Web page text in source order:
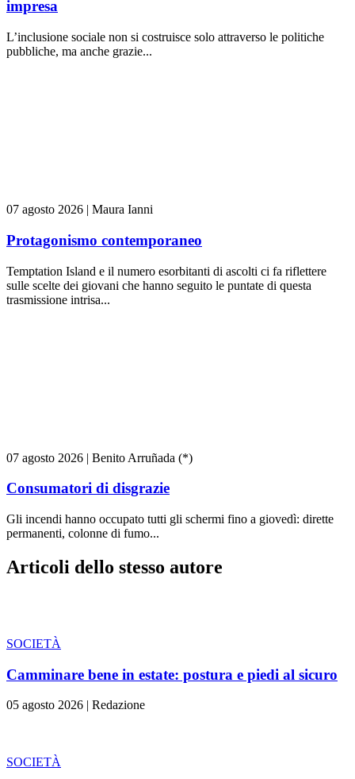
impresa
L’inclusione sociale non si costruisce solo attraverso le politiche
pubbliche, ma anche grazie...
07 agosto 2026 | Maura Ianni
Protagonismo contemporaneo
Temptation Island e il numero esorbitanti di ascolti ci fa riflettere
sulle scelte dei giovani che hanno seguito le puntate di questa
trasmissione intrisa...
07 agosto 2026 | Benito Arruñada (*)
Consumatori di disgrazie
Gli incendi hanno occupato tutti gli schermi fino a giovedì: dirette
permanenti, colonne di fumo...
Articoli dello stesso autore
SOCIETÀ
Camminare bene in estate: postura e piedi al sicuro
05 agosto 2026 | Redazione
SOCIETÀ